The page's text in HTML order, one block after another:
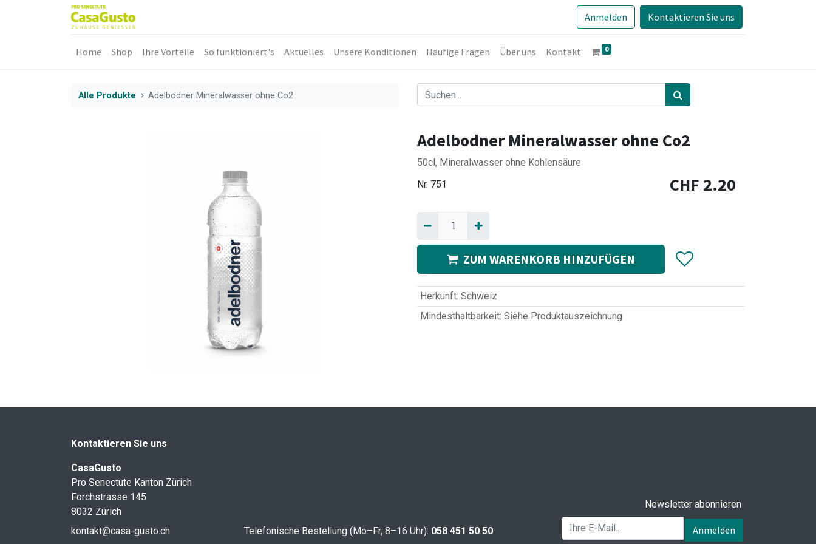
Anmelden Kontaktieren Sie uns
Home Shop Ihre Vorteile So funktioniert's Aktuelles Unsere Konditionen Häufige Fragen Über uns Kontakt 0
Alle Produkte Adelbodner Mineralwasser ohne Co2
Adelbodner Mineralwasser ohne Co2
50cl, Mineralwasser ohne Kohlensäure
Nr. 751 CHF 2.20
ZUM WARENKORB HINZUFÜGEN
Herkunft: Schweiz
Mindesthaltbarkeit: Siehe Produktauszeichnung
Kontaktieren Sie uns
CasaGusto
Pro Senectute Kanton Zürich
Forchstrasse 145
8032 Zürich
kontakt@casa-gusto.ch
Telefonische Bestellung (Mo–Fr, 8–16 Uhr): 058 451 50 50
Newsletter abonnieren
Anmelden